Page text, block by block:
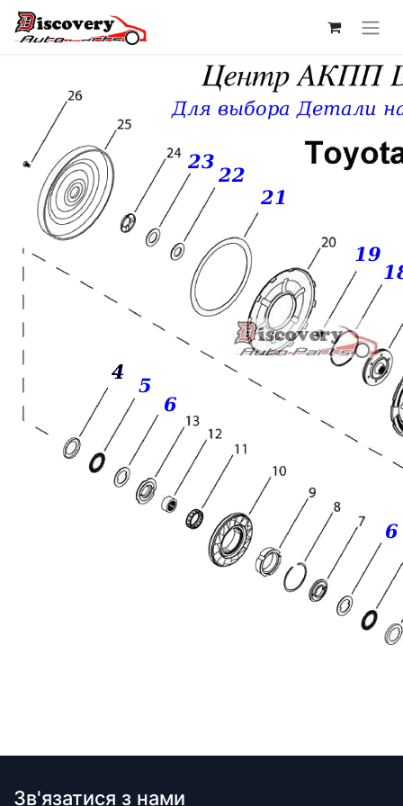
Зв'язатися з нами